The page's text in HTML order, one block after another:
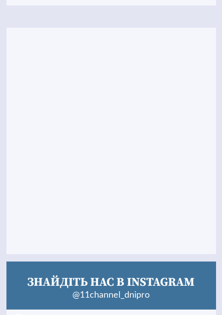
ЗНАЙДІТЬ НАС В INSTAGRAM
@11channel_dnipro